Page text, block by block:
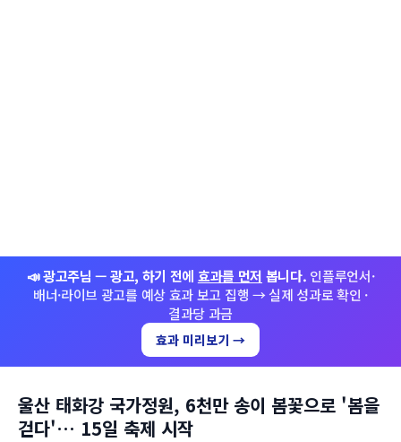
📣 광고주님 — 광고, 하기 전에 효과를 먼저 봅니다. 인플루언서·
배너·라이브 광고를 예상 효과 보고 집행 → 실제 성과로 확인 ·
결과당 과금
효과 미리보기 →
울산 태화강 국가정원, 6천만 송이 봄꽃으로 '봄을
걷다'… 15일 축제 시작